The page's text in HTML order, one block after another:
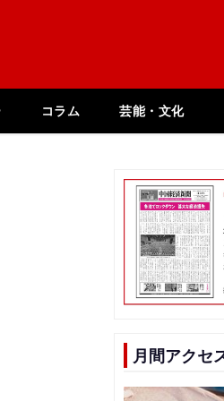
コラム 芸能・文化
月間アクセ